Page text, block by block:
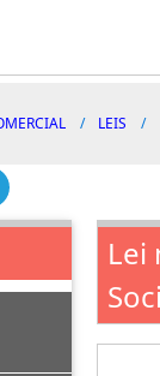
LEIS
Lei